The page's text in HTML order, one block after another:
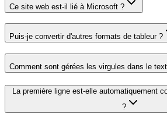
Ce site web est-il lié à Microsoft ?
Puis-je convertir d'autres formats de tableur ?
Comment sont gérées les virgules dans le
La première ligne est-elle automatiquement
?